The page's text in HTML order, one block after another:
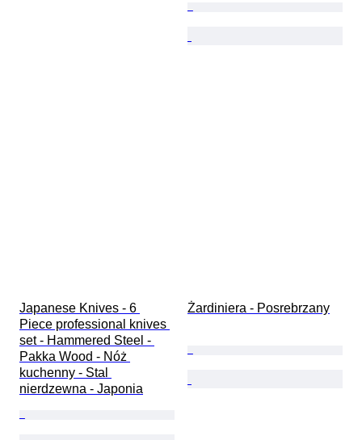
Japanese Knives - 6
Piece professional knives
set - Hammered Steel -
Pakka Wood - Nóż
kuchenny - Stal
nierdzewna - Japonia
Żardiniera - Posrebrzany